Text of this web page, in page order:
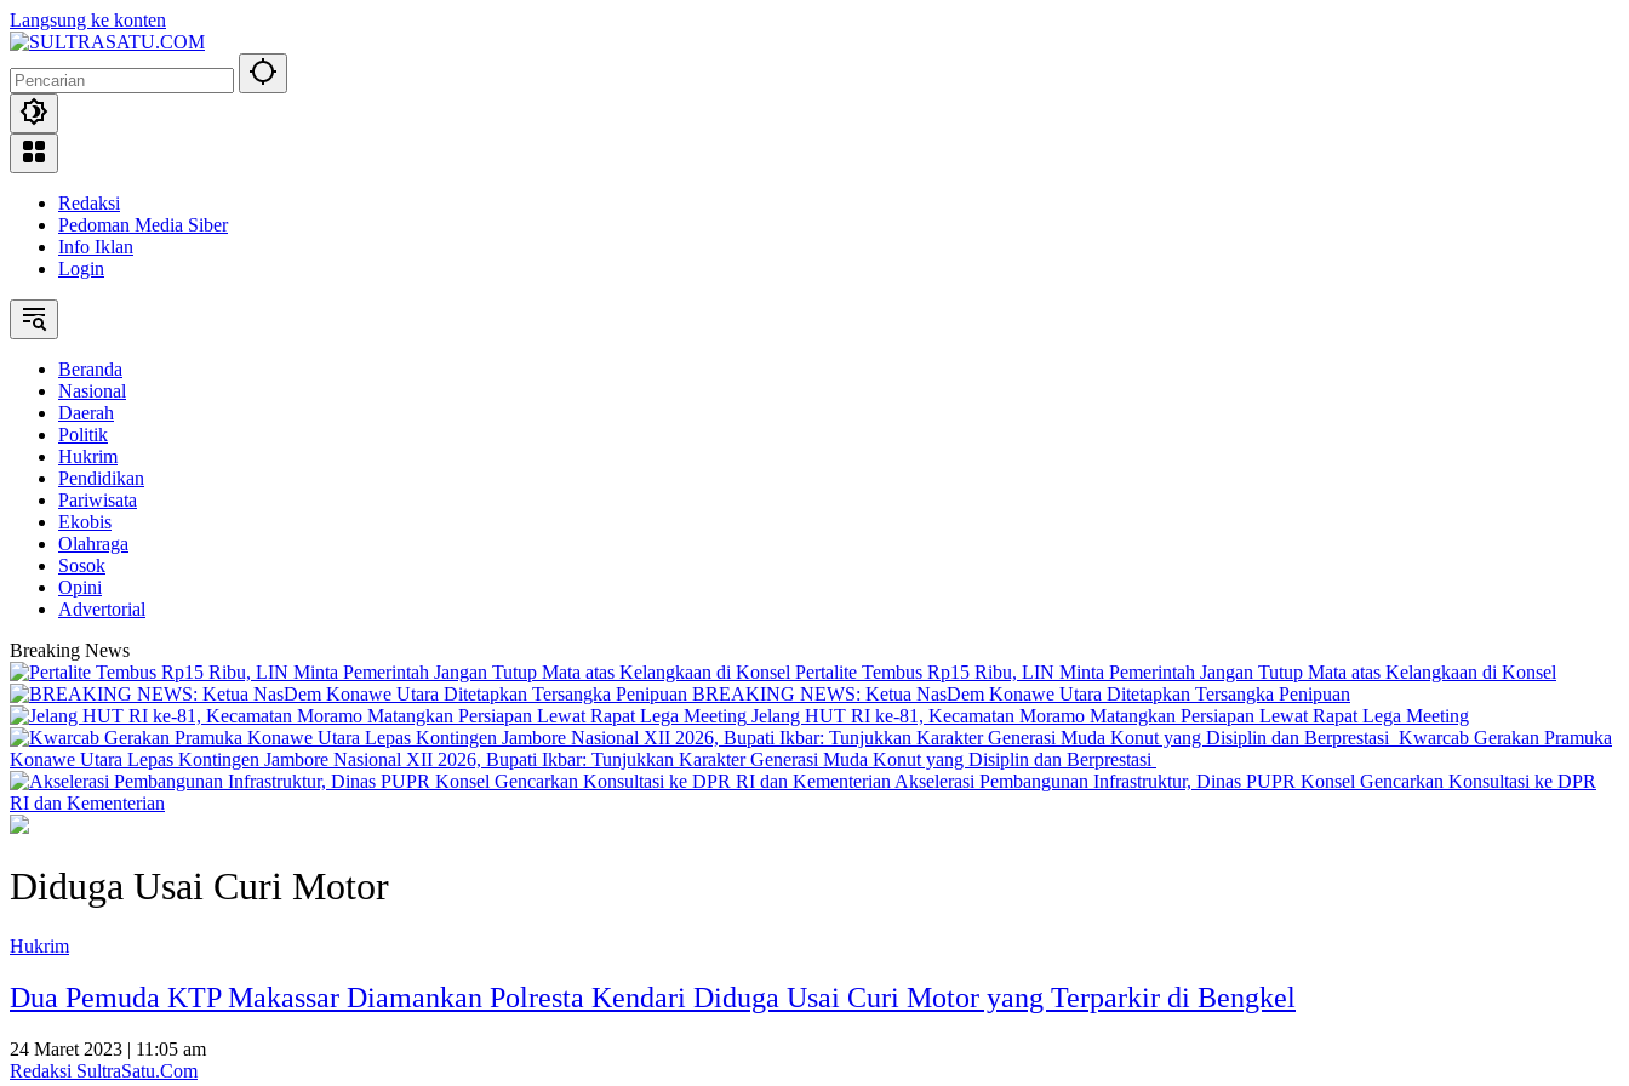
Langsung ke konten
Redaksi
Pedoman Media Siber
Info Iklan
Login
Beranda
Nasional
Daerah
Politik
Hukrim
Pendidikan
Pariwisata
Ekobis
Olahraga
Sosok
Opini
Advertorial
Breaking News
‎Pertalite Tembus Rp15 Ribu, LIN Minta Pemerintah Jangan Tutup Mata atas Kelangkaan di Konsel
BREAKING NEWS: Ketua NasDem Konawe Utara Ditetapkan Tersangka Penipuan
‎Jelang HUT RI ke-81, Kecamatan Moramo Matangkan Persiapan Lewat Rapat Lega Meeting
‎Kwarcab Gerakan Pramuka
Konawe Utara Lepas Kontingen Jambore Nasional XII 2026, Bupati Ikbar: Tunjukkan Karakter Generasi Muda Konut yang Disiplin dan Berprestasi ‎
Akselerasi Pembangunan Infrastruktur, Dinas PUPR Konsel Gencarkan Konsultasi ke DPR
RI dan Kementerian
Diduga Usai Curi Motor
Hukrim
Dua Pemuda KTP Makassar Diamankan Polresta Kendari Diduga Usai Curi Motor yang Terparkir di Bengkel
24 Maret 2023 | 11:05 am
Redaksi SultraSatu.Com